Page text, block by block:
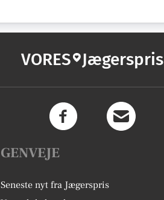
VORES Jægerspris
GENVEJE
Seneste nyt fra Jægerspris